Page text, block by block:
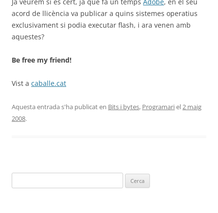
acord de llicència va publicar a quins sistemes operatius
exclusivament si podia executar flash, i ara venen amb
aquestes?
Be free my friend!
Vist a caballe.cat
Aquesta entrada s'ha publicat en Bits i bytes, Programariel2 maig
2008.